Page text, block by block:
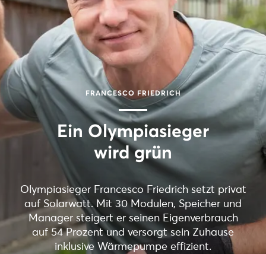
FRANCESCO FRIEDRICH
Ein Olympiasieger
wird grün
Olympiasieger Francesco Friedrich setzt privat
auf Solarwatt. Mit 30 Modulen, Speicher und
Manager steigert er seinen Eigenverbrauch
auf 54 Prozent und versorgt sein Zuhause
inklusive Wärmepumpe effizient.